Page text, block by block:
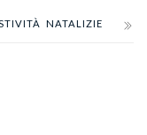
NATALIZIE